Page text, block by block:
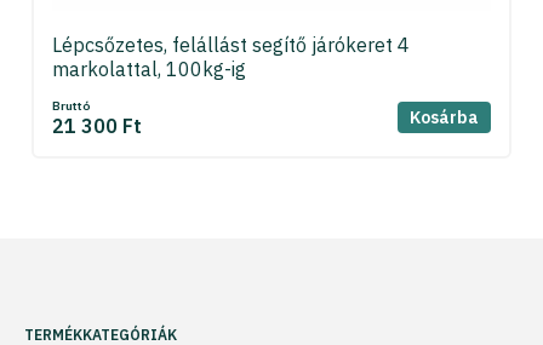
Lépcsőzetes, felállást segítő járókeret 4
markolattal, 100kg-ig
Bruttó
21 300 Ft Kosárba
TERMÉKKATEGÓRIÁK